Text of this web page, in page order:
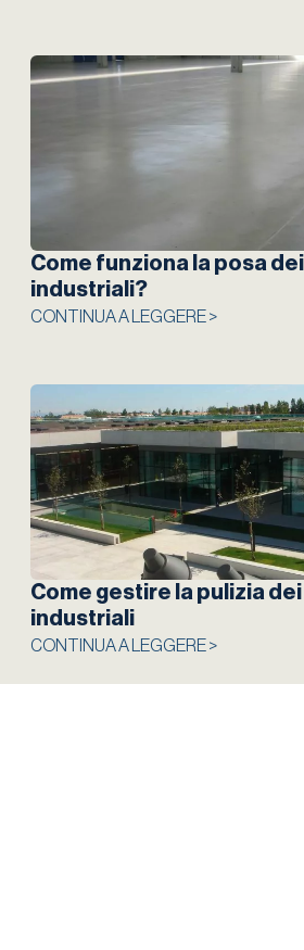
Come funziona la posa
industriali?
CONTINUA A LEGGERE >
Come gestire la pulizia
industriali
CONTINUA A LEGGERE >